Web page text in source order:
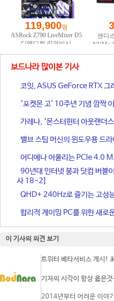
보드나라 많이본 기사
코잇, ASUS GeForce RTX 그
‘포켓몬 고' 10주년 기념 깜짝
가레나, ‘몬스터헌터 아웃랜더
밸브 스팀 머신의 윈도우용 드
어디에나 어울리는 PCIe 4.0
90년대 인터넷 붐과 닷컴 버블
사 18-2]
QHD+ 240Hz로 즐기는 고성
합리적 게이밍 PC를 위한 새
이 기사의 의견 보기
트위터 베타서비스 개시!
기자의 시각이 항상 옳은
2014년부터 어려운 이야